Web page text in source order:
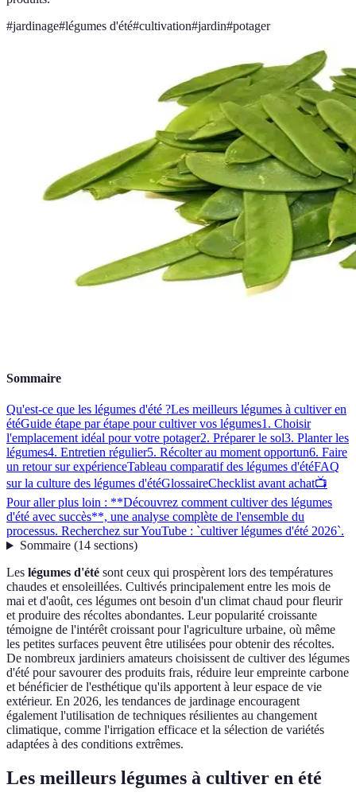
#jardinage#légumes d'été#cultivation#jardin#potager
Sommaire
Qu'est-ce que les légumes d'été ?Les meilleurs légumes à cultiver en
étéGuide étape par étape pour cultiver vos légumes1. Choisir
l'emplacement idéal pour votre potager2. Préparer le sol3. Planter les
légumes4. Entretien régulier5. Récolter au moment opportun6. Faire
un retour sur expérienceTableau comparatif des légumes d'étéFAQ
sur la culture des légumes d'étéGlossaireChecklist avant achat📺
Pour aller plus loin : **Découvrez comment cultiver des légumes
d'été avec succès**, une analyse complète de l'ensemble du
processus. Recherchez sur YouTube : `cultiver légumes d'été 2026`.
Sommaire(14 sections)
Les légumes d'été sont ceux qui prospèrent lors des températures
chaudes et ensoleillées. Cultivés principalement entre les mois de
mai et d'août, ces légumes ont besoin d'un climat chaud pour fleurir
et produire des récoltes abondantes. Leur popularité croissante
témoigne de l'intérêt croissant pour l'agriculture urbaine, où même
les petites surfaces peuvent être utilisées pour obtenir des récoltes.
De nombreux jardiniers amateurs choisissent de cultiver des légumes
d'été pour savourer des produits frais, réduire leur empreinte carbone
et bénéficier de l'esthétique qu'ils apportent à leur espace de vie
extérieur. En 2026, les tendances de jardinage encouragent
également l'utilisation de techniques résilientes au changement
climatique, comme l'irrigation efficace et la sélection de variétés
adaptées à des conditions extrêmes.
Les meilleurs légumes à cultiver en été